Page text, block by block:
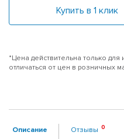
Купить в 1 клик
*Цена действительна только
отличаться от цен в розничных
Описание Отзывы